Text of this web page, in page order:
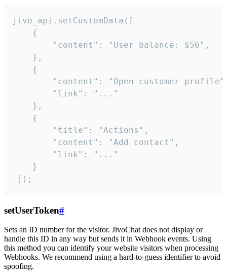
jivo_api.setCustomData([
    {
        "content": "User balance: $56",
    },
    {
"content": "Open customer
        "link": "..."
    },
    {
        "title": "Actions",
        "content": "Add contact",
        "link": "..."
    }
]);
setUserToken#
Sets an ID number for the visitor. JivoChat does not display or
handle this ID in any way but sends it in Webhook events. Using
this method you can identify your website visitors when processing
Webhooks. We recommend using a hard-to-guess identifier to avoid
spoofing.